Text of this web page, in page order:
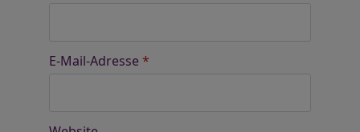
E-Mail-Adresse *